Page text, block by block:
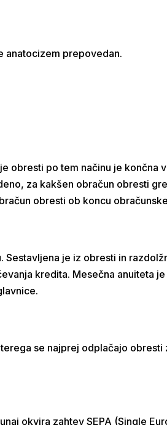
anatocizem prepovedan.
obresti po tem načinu je končna
za kakšen obračun obresti
obresti ob koncu
je iz obresti in
kredita. Mesečna anuiteta
se najprej odplačajo
okvira zahtev SEPA (Single